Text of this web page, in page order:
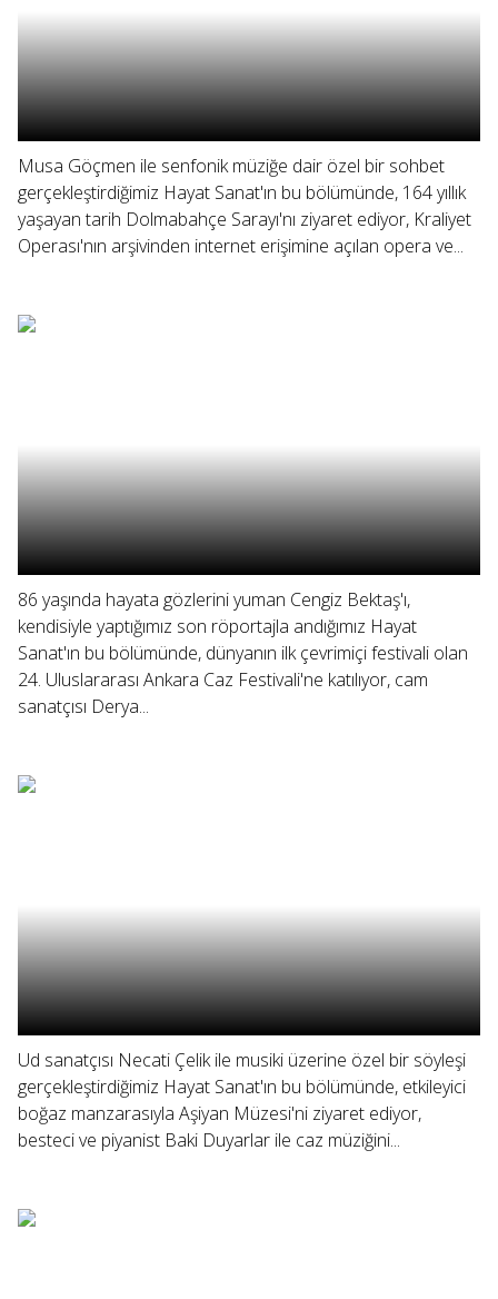
Musa Göçmen ile senfonik müziğe dair özel bir sohbet
gerçekleştirdiğimiz Hayat Sanat'ın bu bölümünde, 164 yıllık
yaşayan tarih Dolmabahçe Sarayı'nı ziyaret ediyor, Kraliyet
Operası'nın arşivinden internet erişimine açılan opera ve...
86 yaşında hayata gözlerini yuman Cengiz Bektaş'ı,
kendisiyle yaptığımız son röportajla andığımız Hayat
Sanat'ın bu bölümünde, dünyanın ilk çevrimiçi festivali olan
24. Uluslararası Ankara Caz Festivali'ne katılıyor, cam
sanatçısı Derya...
Ud sanatçısı Necati Çelik ile musiki üzerine özel bir söyleşi
gerçekleştirdiğimiz Hayat Sanat'ın bu bölümünde, etkileyici
boğaz manzarasıyla Aşiyan Müzesi'ni ziyaret ediyor,
besteci ve piyanist Baki Duyarlar ile caz müziğini...